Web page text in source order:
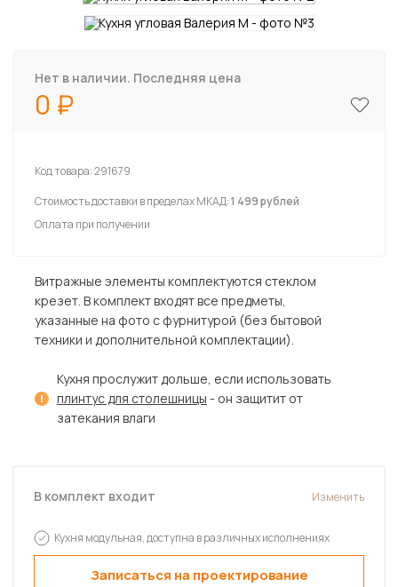
Нет в наличии. Последняя цена
0
Код товара:291679
Стоимость доставки в пределах МКАД:1 499 рублей
Оплата при получении
Витражные элементы комплектуются стеклом
крезет. В комплект входят все предметы,
указанные на фото с фурнитурой (без бытовой
техники и дополнительной комплектации).
Кухня прослужит дольше, если использовать
плинтус для столешницы - он защитит от
затекания влаги
В комплект входит Изменить
Кухня модульная, доступна в различных исполнениях
Записаться на проектирование